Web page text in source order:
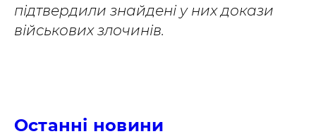
підтвердили знайдені у них докази
військових злочинів.
Останні новини